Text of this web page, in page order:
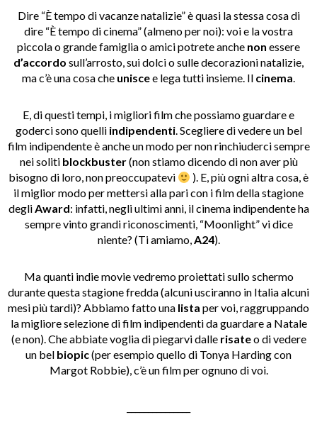
Dire “È tempo di vacanze natalizie” è quasi la stessa cosa di
dire “È tempo di cinema” (almeno per noi): voi e la vostra
piccola o grande famiglia o amici potrete anche non essere
d’accordo sull’arrosto, sui dolci o sulle decorazioni natalizie,
ma c’è una cosa che uniscee lega tutti insieme. Il cinema.
E, di questi tempi, i migliori film che possiamo guardare e
goderci sono quelli indipendenti. Scegliere di vedere un bel
film indipendente è anche un modo per non rinchiuderci sempre
nei soliti blockbuster(non stiamo dicendo di non aver più
bisogno di loro, non preoccupatevi
). E, più ogni altra cosa, è
il miglior modo per mettersi alla pari con i film della stagione
degliAward: infatti, negli ultimi anni, il cinema indipendente ha
sempre vinto grandi riconoscimenti, “Moonlight” vi dice
niente? (Ti amiamo,A24).
Ma quanti indie movie vedremo proiettati sullo schermo
durante questa stagione fredda (alcuni usciranno in Italia alcuni
mesi più tardi)? Abbiamo fatto una lista per voi, raggruppando
la migliore selezione di film indipendenti da guardare a Natale
(e non). Che abbiate voglia di piegarvi dalle risateo di vedere
un bel biopic(per esempio quello di Tonya Harding con
Margot Robbie), c’è un film per ognuno di voi.